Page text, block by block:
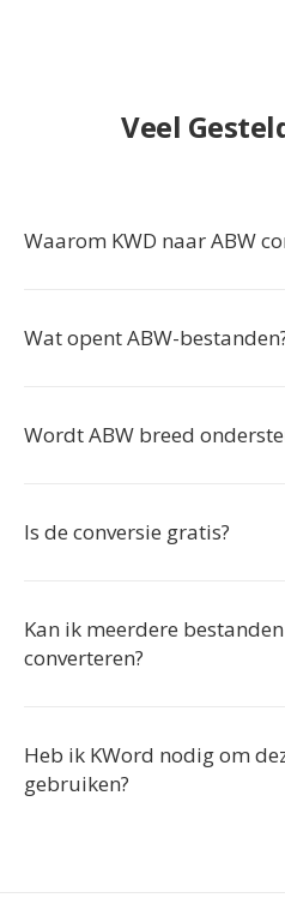
Veel
Waarom KWD naar ABW
Wat opent ABW-
Wordt ABW breed
Is de conversie gratis?
Kan ik meerdere
converteren?
Heb ik KWord nodig om
gebruiken?